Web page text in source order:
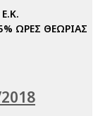
ΩΡΕΣ ΘΕΩΡΙΑΣ